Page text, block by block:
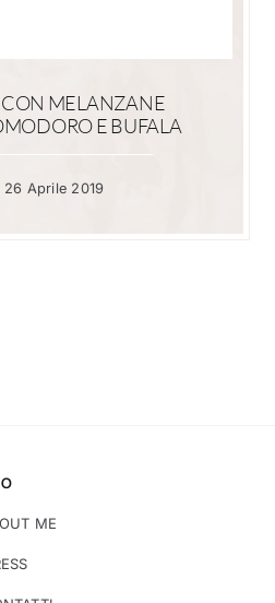
MELANZANE
E BUFALA
26 Aprile 2019
ME